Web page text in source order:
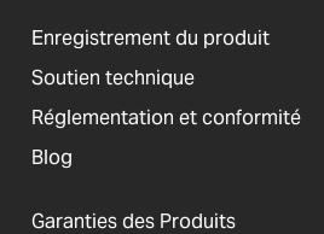
Enregistrement du produit
Soutien technique
Réglementation et conformité
Blog
Garanties des Produits